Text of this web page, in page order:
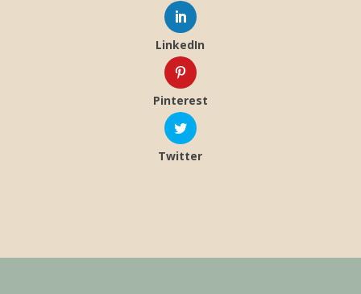
LinkedIn
Pinterest
Twitter